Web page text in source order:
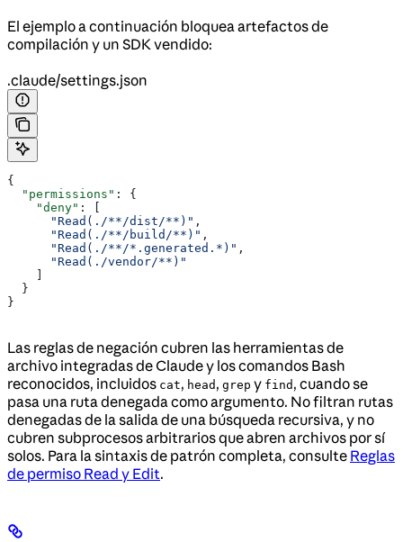
El ejemplo a continuación bloquea artefactos de
compilación y un SDK vendido:
.claude/settings.json
{
  "permissions"
: {
    "deny"
: [
      "Read(./**/dist/**)"
,
      "Read(./**/build/**)"
,
      "Read(./**/*.generated.*)"
,
      "Read(./vendor/**)"
    ]
  }
}
Las reglas de negación cubren las herramientas de
archivo integradas de Claude y los comandos Bash
reconocidos, incluidos cat, head , grep y find , cuando se
pasa una ruta denegada como argumento. No filtran rutas
denegadas de la salida de una búsqueda recursiva, y no
cubren subprocesos arbitrarios que abren archivos por sí
solos. Para la sintaxis de patrón completa, consulte Reglas
de permiso Read y Edit.